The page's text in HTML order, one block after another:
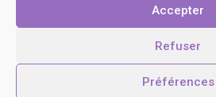
Accepter
Refuser
Préférences
Politique de confidentialité